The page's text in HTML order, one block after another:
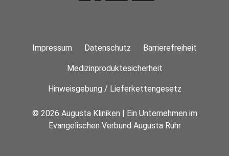
Impressum Datenschutz Barrierefreiheit
Medizinproduktesicherheit
Hinweisgebung / Lieferkettengesetz
© 2026 Augusta Kliniken | Ein Unternehmen im
Evangelischen Verbund Augusta Ruhr